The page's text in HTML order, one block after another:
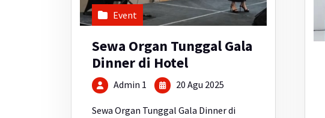
Event
Sewa Organ Tunggal Gala
Dinner di Hotel
Admin 1 20 Agu 2025
Sewa Organ Tunggal Gala Dinner di